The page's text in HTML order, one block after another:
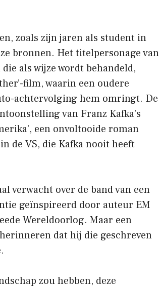
zoals zijn jaren als student in
bronnen. Het titelpersonage van
die als wijze wordt behandeld,
film, waarin een oudere
achtervolging hem omringt. De
van Franz Kafka’s
een onvoltooide roman
de VS, die Kafka nooit heeft
verwacht over de band van een
geïnspireerd door auteur EM
Wereldoorlog. Maar een
dat hij die geschreven
zou hebben, deze